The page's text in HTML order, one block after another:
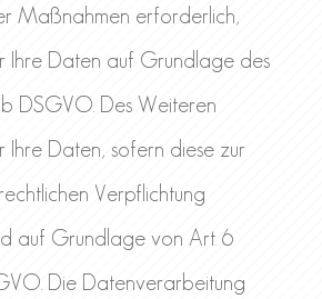
Maßnahmen erforderlich,
Ihre Daten auf Grundlage des
b DSGVO. Des Weiteren
Daten, sofern diese zur
Verpflichtung
auf Grundlage von Art. 6
Die Datenverarbeitung